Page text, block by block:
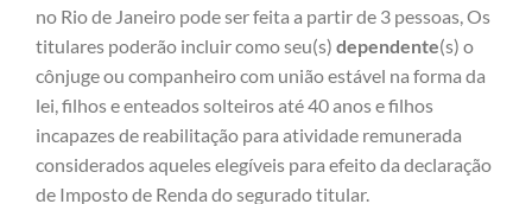
no Rio de Janeiro pode ser feita a partir de 3 pessoas, Os
titulares poderão incluir como seu(s) dependente(s) o
cônjuge ou companheiro com união estável na forma da
lei, filhos e enteados solteiros até 40 anos e filhos
incapazes de reabilitação para atividade remunerada
considerados aqueles elegíveis para efeito da declaração
de Imposto de Renda do segurado titular.